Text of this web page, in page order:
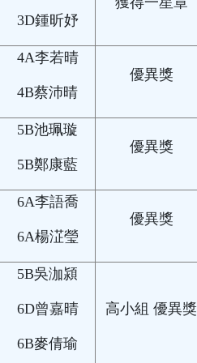
3D鍾昕妤
4A李若晴
4B蔡沛晴
優異獎
5B池珮璇
5B鄭康藍
優異獎
6A李語喬
6A楊淽瑩
優異獎
5B吳泇潁
6D曾嘉晴
6B麥倩瑜
高小組 優異獎